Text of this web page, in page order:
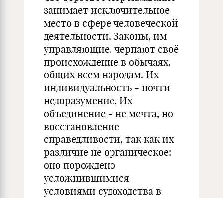
занимает исключительное
место в сфере человеческой
деятельности. Законы, им
управляющие, черпают своё
происхождение в обычаях,
общих всем народам. Их
индивидуальность - почти
недоразумение. Их
объединение - не мечта, но
восстановление
справедливости, так как их
различие не органическое:
оно порождено
усложнившимися
условиями судоходства в